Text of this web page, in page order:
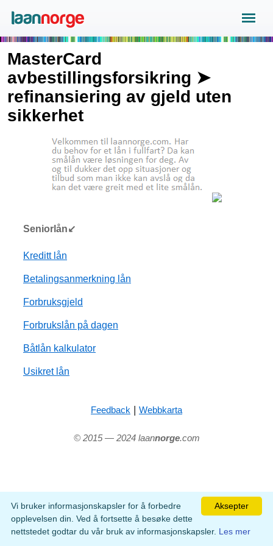
MasterCard
avbestillingsforsikring ➤
refinansiering av gjeld uten
sikkerhet
Seniorlån↙
Kreditt lån
Betalingsanmerkning lån
Forbruksgjeld
Forbrukslån på dagen
Båtlån kalkulator
Usikret lån
Feedback | Webbkarta
© 2015 — 2024 laannorge.com
Aksepter
Vi bruker informasjonskapsler for å forbedre
opplevelsen din. Ved å fortsette å besøke dette
nettstedet godtar du vår bruk av informasjonskapsler. Les mer